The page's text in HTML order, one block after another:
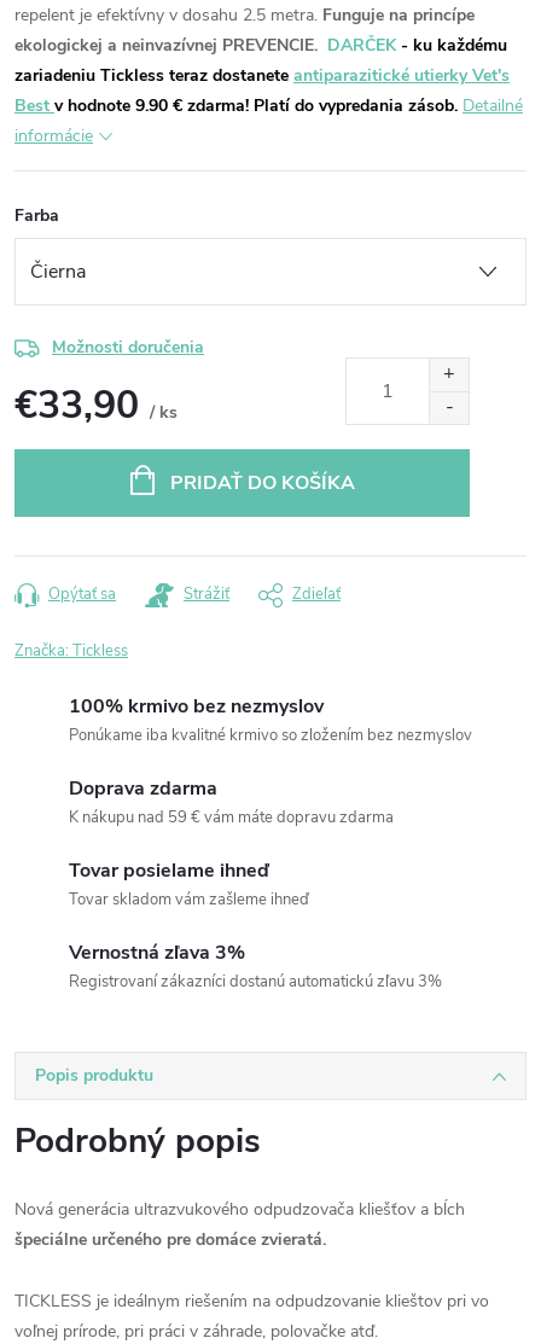
repelent je efektívny v dosahu 2.5 metra. Funguje na princípe
ekologickej a neinvazívnej PREVENCIE. DARČEK - ku každému
zariadeniu Tickless teraz dostanete antiparazitické utierky Vet's
Best v hodnote 9.90 € zdarma! Platí do vypredania zásob. Detailné
informácie
Farba
Možnosti doručenia
€33,90 / ks
PRIDAŤ DO KOŠÍKA
Opýtať sa Strážiť Zdieľať
Značka: Tickless
100% krmivo bez nezmyslov
Ponúkame iba kvalitné krmivo so zložením bez nezmyslov
Doprava zdarma
K nákupu nad 59 € vám máte dopravu zdarma
Tovar posielame ihneď
Tovar skladom vám zašleme ihneď
Vernostná zľava 3%
Registrovaní zákazníci dostanú automatickú zľavu 3%
Popis produktu
Podrobný popis
Nová generácia ultrazvukového odpudzovača kliešťov a bĺch
špeciálne určeného pre domáce zvieratá.
TICKLESS je ideálnym riešením na odpudzovanie klieštov pri vo
voľnej prírode, pri práci v záhrade, polovačke atď.